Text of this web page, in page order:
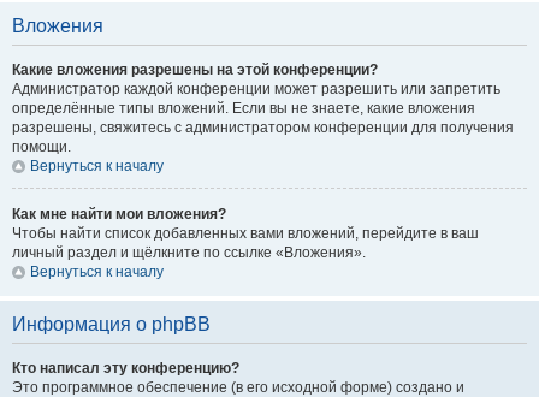
Вложения
Какие вложения разрешены на этой конференции?
Администратор каждой конференции может разрешить или запретить
определённые типы вложений. Если вы не знаете, какие вложения
разрешены, свяжитесь с администратором конференции для получения
помощи.
Вернуться к началу
Как мне найти мои вложения?
Чтобы найти список добавленных вами вложений, перейдите в ваш
личный раздел и щёлкните по ссылке «Вложения».
Вернуться к началу
Информация о phpBB
Кто написал эту конференцию?
Это программное обеспечение (в его исходной форме) создано и